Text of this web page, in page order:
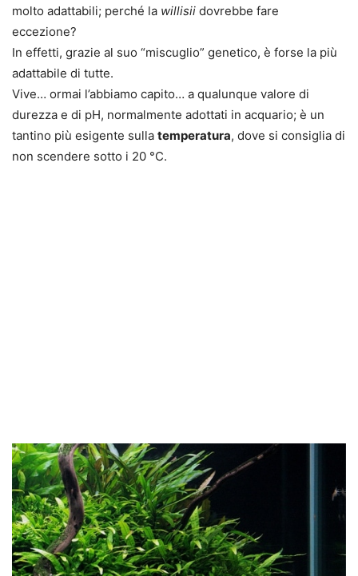
molto adattabili; perché la willisii dovrebbe fare
eccezione?
In effetti, grazie al suo “miscuglio” genetico, è forse la più
adattabile di tutte.
Vive… ormai l’abbiamo capito… a qualunque valore di
durezza e di pH, normalmente adottati in acquario; è un
tantino più esigente sulla temperatura, dove si consiglia di
non scendere sotto i 20 °C.